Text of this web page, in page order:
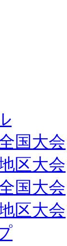
国大会
区大会
国大会
区大会